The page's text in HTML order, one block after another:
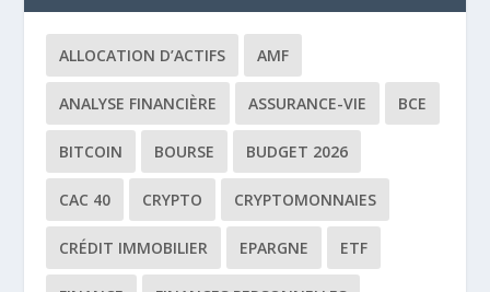
ALLOCATION D’ACTIFS AMF
ANALYSE FINANCIÈRE ASSURANCE-VIE BCE
BITCOIN BOURSE BUDGET 2026
CAC 40 CRYPTO CRYPTOMONNAIES
CRÉDIT IMMOBILIER EPARGNE ETF